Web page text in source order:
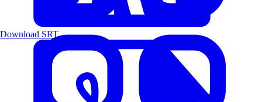
Download SRT